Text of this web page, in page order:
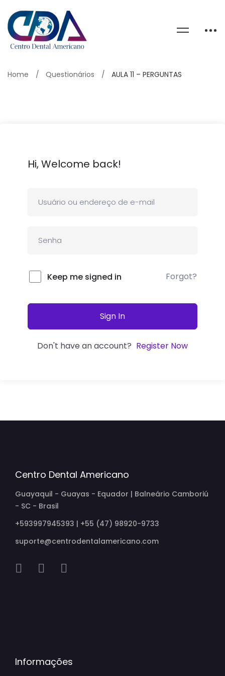
Home Questionários AULA 11 – PERGUNTAS
Hi, Welcome back!
Keep me signed in Forgot?
Sign In
Don't have an account? Register Now
Centro Dental Americano
Guayaquil - Guayas - Equador | Balneário Camboriú
- SC - Brasil
+593997945393 | +55 (47) 98920-9733
suporte@centrodentalamericano.com
Informações